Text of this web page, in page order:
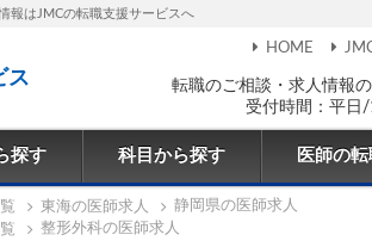
報はJMCの転職支援サービスへ
ス
転職のご相談・求人情報
受付時間：平日
HOME
探す 科目から探す 医師の
東海の医師求人
静岡県の医師求人
整形外科の医師求人